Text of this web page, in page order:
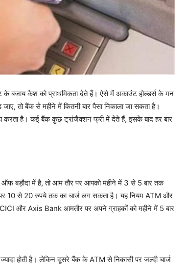
बजाय कैश को प्राथमिकता देते हैं। ऐसे में अकाउंट होल्डर्स के मन
तो बैंक से महीने में कितनी बार पैसा निकाला जा सकता है।
है। कई बैंक कुछ ट्रांजैक्शन फ्री में देते हैं, इसके बाद हर बार
बड़ौदा में है, तो आम तौर पर आपको महीने में 3 से 5 बार तक
10 से 20 रुपये तक का चार्ज लग सकता है। यह नियम ATM और
और Axis Bank आमतौर पर अपने ग्राहकों को महीने में 5 बार
होती है। लेकिन दूसरे बैंक के ATM से निकासी पर जल्दी चार्ज